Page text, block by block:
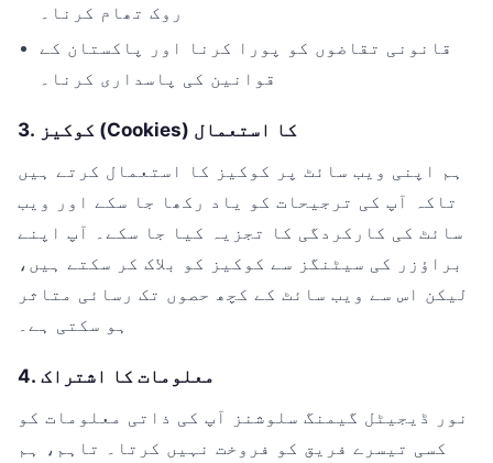
روک تھام کرنا۔
قانونی تقاضوں کو پورا کرنا اور پاکستان کے
قوانین کی پاسداری کرنا۔
3. کوکیز (Cookies) کا استعمال
ہم اپنی ویب سائٹ پر کوکیز کا استعمال کرتے ہیں
تاکہ آپ کی ترجیحات کو یاد رکھا جا سکے اور ویب
سائٹ کی کارکردگی کا تجزیہ کیا جا سکے۔ آپ اپنے
براؤزر کی سیٹنگز سے کوکیز کو بلاک کر سکتے ہیں،
لیکن اس سے ویب سائٹ کے کچھ حصوں تک رسائی متاثر
ہو سکتی ہے۔
4. معلومات کا اشتراک
نور ڈیجیٹل گیمنگ سلوشنز آپ کی ذاتی معلومات کو
کسی تیسرے فریق کو فروخت نہیں کرتا۔ تاہم، ہم